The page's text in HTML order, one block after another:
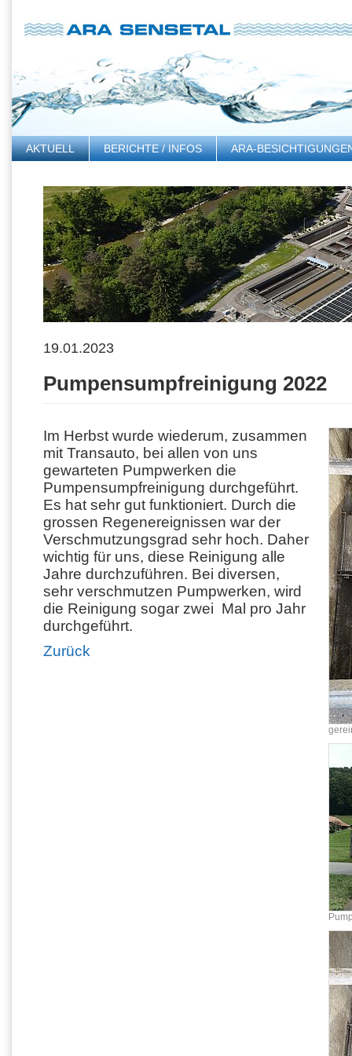
AKTUELL BERICHTE / INFOS
ARA-
19.01.2023
Pumpensumpfreinigung 2022
Im Herbst wurde wiederum, zusammen
mit Transauto, bei allen von uns
gewarteten Pumpwerken die
Pumpensumpfreinigung durchgeführt.
Es hat sehr gut funktioniert. Durch die
grossen Regenereignissen war der
Verschmutzungsgrad sehr hoch. Daher
wichtig für uns, diese Reinigung alle
Jahre durchzuführen. Bei diversen,
sehr verschmutzen Pumpwerken, wird
die Reinigung sogar zwei Mal pro Jahr
durchgeführt.
Zurück